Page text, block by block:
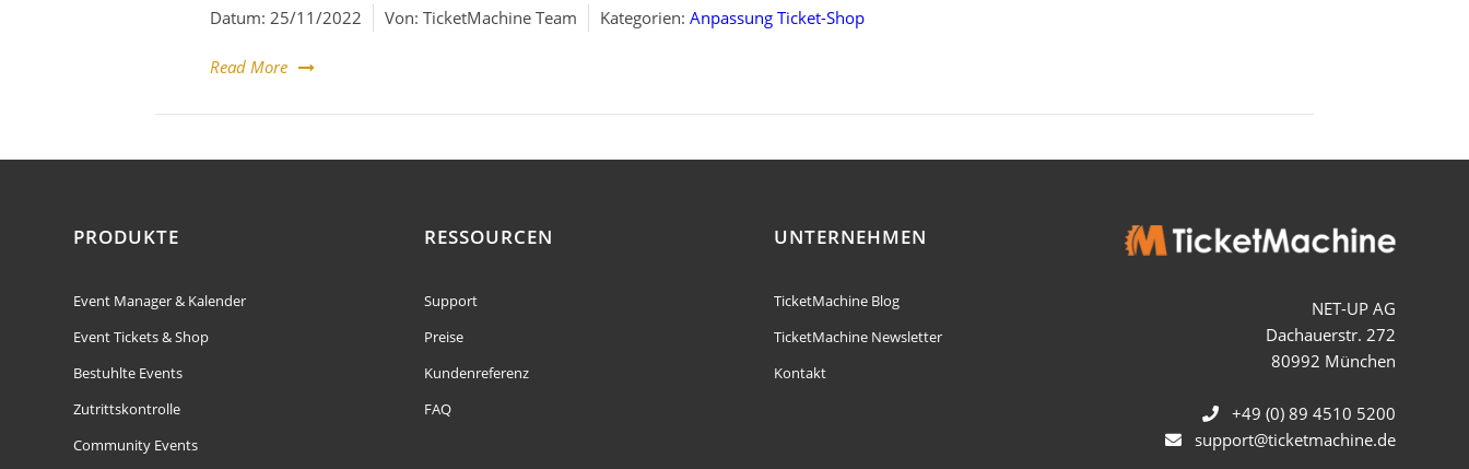
Datum: 25/11/2022 Von: TicketMachine Team Kategorien: Anpassung Ticket-Shop
Read More
PRODUKTE
Event Manager & Kalender
Event Tickets & Shop
Bestuhlte Events
Zutrittskontrolle
Community Events
RESSOURCEN
Support
Preise
Kundenreferenz
FAQ
UNTERNEHMEN
TicketMachine Blog
TicketMachine Newsletter
Kontakt
NET-UP AG
Dachauerstr. 272
80992 München
+49 (0) 89 4510 5200
support@ticketmachine.de